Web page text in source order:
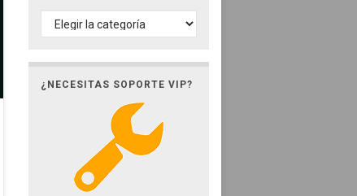
CATEGORÍAS
¿NECESITAS SOPORTE VIP?